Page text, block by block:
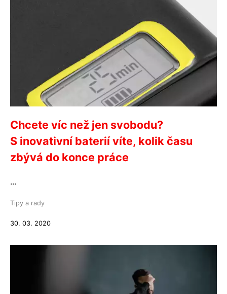
Chcete víc než jen svobodu?
S inovativní baterií víte, kolik času
zbývá do konce práce
...
Tipy a rady
30. 03. 2020